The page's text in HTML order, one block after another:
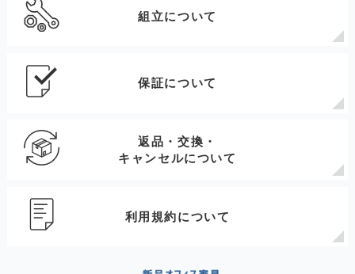
組立について
保証について
返品・交換・
キャンセルについて
利用規約について